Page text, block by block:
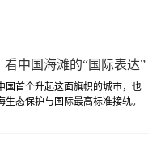
中国海滩的“国际表达”
国首个升起这面旗帜的城市，也
生态保护与国际最高标准接轨。